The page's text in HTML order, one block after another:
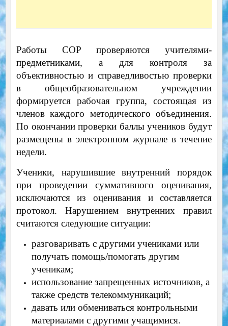
Работы СОР проверяются учителями-
предметниками, а для контроля за
объективностью и справедливостью проверки
в общеобразовательном учреждении
формируется рабочая группа, состоящая из
членов каждого методического объединения.
По окончании проверки баллы учеников будут
размещены в электронном журнале в течение
недели.
Ученики, нарушившие внутренний порядок
при проведении суммативного оценивания,
исключаются из оценивания и составляется
протокол. Нарушением внутренних правил
считаются следующие ситуации:
разговаривать с другими учениками или
получать помощь/помогать другим
ученикам;
использование запрещенных источников, а
также средств телекоммуникаций;
давать или обмениваться контрольными
материалами с другими учащимися.